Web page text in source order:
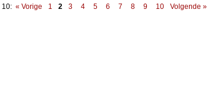
10: « Vorige 1 2 3 4 5 6 7 8 9 10 Volgende »